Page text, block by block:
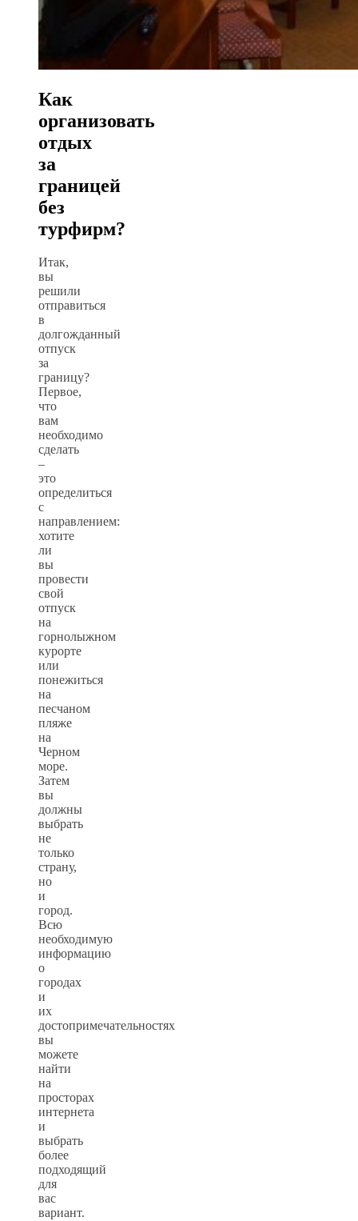
Как
организовать
отдых
за
границей
без
турфирм?
Итак,
вы
решили
отправиться
в
долгожданный
отпуск
за
границу?
Первое,
что
вам
необходимо
сделать
–
это
определиться
с
направлением:
хотите
ли
вы
провести
свой
отпуск
на
горнолыжном
курорте
или
понежиться
на
песчаном
пляже
на
Черном
море.
Затем
вы
должны
выбрать
не
только
страну,
но
и
город.
Всю
необходимую
информацию
о
городах
и
их
достопримечательностях
вы
можете
найти
на
просторах
интернета
и
выбрать
более
подходящий
для
вас
вариант.